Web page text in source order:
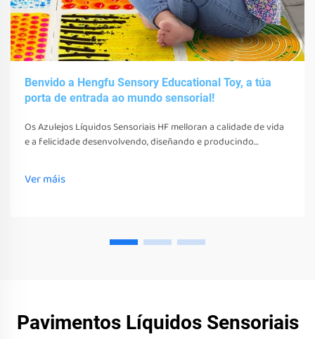
Benvido a Hengfu Sensory Educational Toy, a túa
porta de entrada ao mundo sensorial!
Os Azulejos Líquidos Sensoriais HF melloran a calidade de vida
e a felicidade desenvolvendo, diseñando e producindo
xoguetes, ferramentas e equipos non só estimulan os seus
sentidos
Ver máis
Pavimentos Líquidos Sensoriais